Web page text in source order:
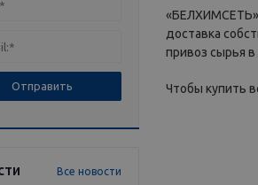
Все новости
доставка
привоз сырья
Чтобы купить